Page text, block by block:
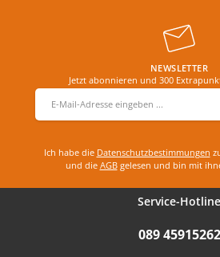
NEWSLETTER
Jetzt abonnieren und 300
E-Mail-Adresse
Ich habe die Datenschutzbestimmungen
und die AGBgelesen und bin mit
Service-Hotline
089 45915262